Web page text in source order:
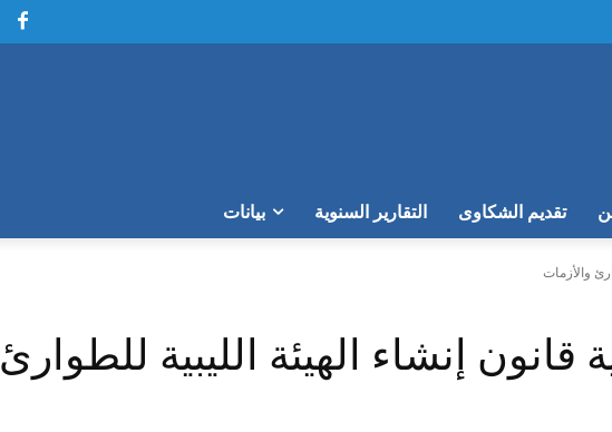
تقديم الشكاوى التقارير السنوية بيانات
والأزمات
إنشاء الهيئة الليبية للطوارئ